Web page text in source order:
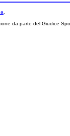
da parte del Giudice